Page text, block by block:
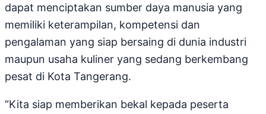
dapat menciptakan sumber daya manusia yang
memiliki keterampilan, kompetensi dan
pengalaman yang siap bersaing di dunia industri
maupun usaha kuliner yang sedang berkembang
pesat di Kota Tangerang.
“Kita siap memberikan bekal kepada peserta